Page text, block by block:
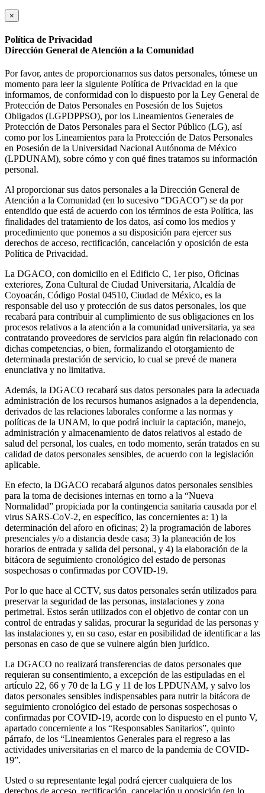
×
Política de Privacidad
Dirección General de Atención a la Comunidad
Por favor, antes de proporcionarnos sus datos personales, tómese un
momento para leer la siguiente Política de Privacidad en la que
informamos, de conformidad con lo dispuesto por la Ley General de
Protección de Datos Personales en Posesión de los Sujetos
Obligados (LGPDPPSO), por los Lineamientos Generales de
Protección de Datos Personales para el Sector Público (LG), así
como por los Lineamientos para la Protección de Datos Personales
en Posesión de la Universidad Nacional Autónoma de México
(LPDUNAM), sobre cómo y con qué fines tratamos su información
personal.
Al proporcionar sus datos personales a la Dirección General de
Atención a la Comunidad (en lo sucesivo “DGACO”) se da por
entendido que está de acuerdo con los términos de esta Política, las
finalidades del tratamiento de los datos, así como los medios y
procedimiento que ponemos a su disposición para ejercer sus
derechos de acceso, rectificación, cancelación y oposición de esta
Política de Privacidad.
La DGACO, con domicilio en el Edificio C, 1er piso, Oficinas
exteriores, Zona Cultural de Ciudad Universitaria, Alcaldía de
Coyoacán, Código Postal 04510, Ciudad de México, es la
responsable del uso y protección de sus datos personales, los que
recabará para contribuir al cumplimiento de sus obligaciones en los
procesos relativos a la atención a la comunidad universitaria, ya sea
contratando proveedores de servicios para algún fin relacionado con
dichas competencias, o bien, formalizando el otorgamiento de
determinada prestación de servicio, lo cual se prevé de manera
enunciativa y no limitativa.
Además, la DGACO recabará sus datos personales para la adecuada
administración de los recursos humanos asignados a la dependencia,
derivados de las relaciones laborales conforme a las normas y
políticas de la UNAM, lo que podrá incluir la captación, manejo,
administración y almacenamiento de datos relativos al estado de
salud del personal, los cuales, en todo momento, serán tratados en su
calidad de datos personales sensibles, de acuerdo con la legislación
aplicable.
En efecto, la DGACO recabará algunos datos personales sensibles
para la toma de decisiones internas en torno a la “Nueva
Normalidad” propiciada por la contingencia sanitaria causada por el
virus SARS-CoV-2, en específico, las concernientes a: 1) la
determinación del aforo en oficinas; 2) la programación de labores
presenciales y/o a distancia desde casa; 3) la planeación de los
horarios de entrada y salida del personal, y 4) la elaboración de la
bitácora de seguimiento cronológico del estado de personas
sospechosas o confirmadas por COVID-19.
Por lo que hace al CCTV, sus datos personales serán utilizados para
preservar la seguridad de las personas, instalaciones y zona
perimetral. Estos serán utilizados con el objetivo de contar con un
control de entradas y salidas, procurar la seguridad de las personas y
las instalaciones y, en su caso, estar en posibilidad de identificar a las
personas en caso de que se vulnere algún bien jurídico.
La DGACO no realizará transferencias de datos personales que
requieran su consentimiento, a excepción de las estipuladas en el
artículo 22, 66 y 70 de la LG y 11 de los LPDUNAM, y salvo los
datos personales sensibles indispensables para nutrir la bitácora de
seguimiento cronológico del estado de personas sospechosas o
confirmadas por COVID-19, acorde con lo dispuesto en el punto V,
apartado concerniente a los “Responsables Sanitarios”, quinto
párrafo, de los “Lineamientos Generales para el regreso a las
actividades universitarias en el marco de la pandemia de COVID-
19”.
Usted o su representante legal podrá ejercer cualquiera de los